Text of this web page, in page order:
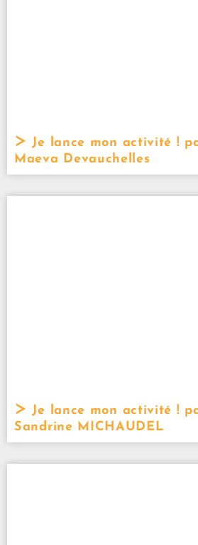
Je lance mon activité !
Maeva Devauchelles
Je lance mon activité !
Sandrine MICHAUDEL